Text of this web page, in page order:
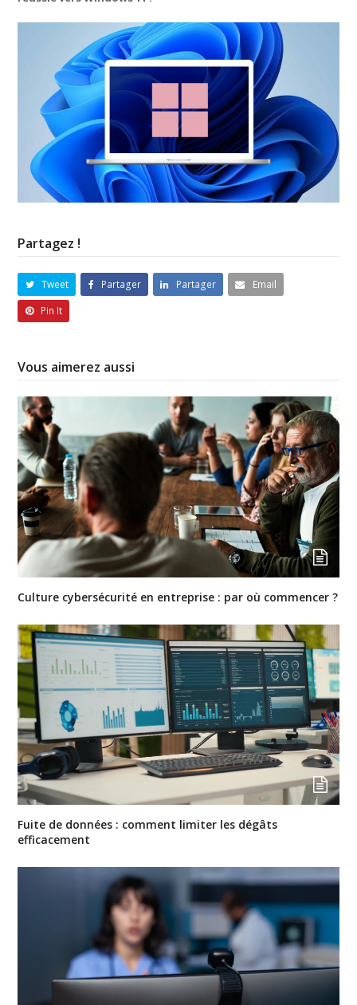
Partagez !
Tweet Partager Partager
Email
Pin It
Vous aimerez aussi
Culture cybersécurité en entreprise : par où commencer ?
Fuite de données : comment limiter les dégâts
efficacement